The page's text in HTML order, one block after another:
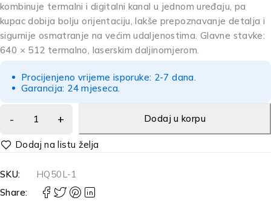
kombinuje termalni i digitalni kanal u jednom uređaju, pa
kupac dobija bolju orijentaciju, lakše prepoznavanje detalja i
sigurnije osmatranje na većim udaljenostima. Glavne stavke:
640 × 512 termalno, laserskim daljinomjerom.
Procijenjeno vrijeme isporuke: 2-7 dana.
Garancija: 24 mjeseca.
Dodaj u korpu
Alternative:
SKU:
HQ50L-1
Share: